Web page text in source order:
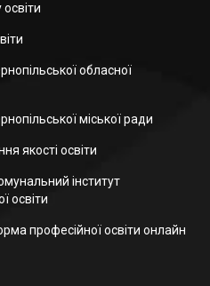
освіти
обласної
міської ради
якості освіти
інститут
освіти
професійної освіти онлайн